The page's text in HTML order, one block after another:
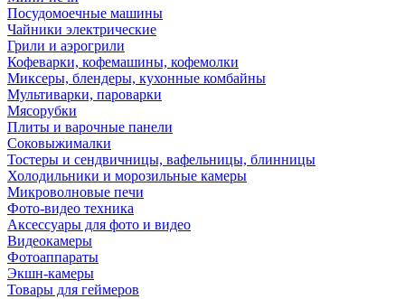
Посудомоечные машины
Чайники электрические
Грили и аэрогрили
Кофеварки, кофемашины, кофемолки
Миксеры, блендеры, кухонные комбайны
Мультиварки, пароварки
Мясорубки
Плиты и варочные панели
Соковыжималки
Тостеры и сендвичницы, вафельницы, блинницы
Холодильники и морозильные камеры
Микроволновые печи
Фото-видео техника
Аксессуары для фото и видео
Видеокамеры
Фотоаппараты
Экшн-камеры
Товары для геймеров